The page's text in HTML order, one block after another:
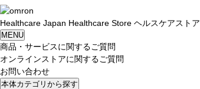
Healthcare Japan Healthcare Store ヘルスケアストア
MENU
商品・サービスに関するご質問
オンラインストアに関するご質問
お問い合わせ
本体カテゴリから探す